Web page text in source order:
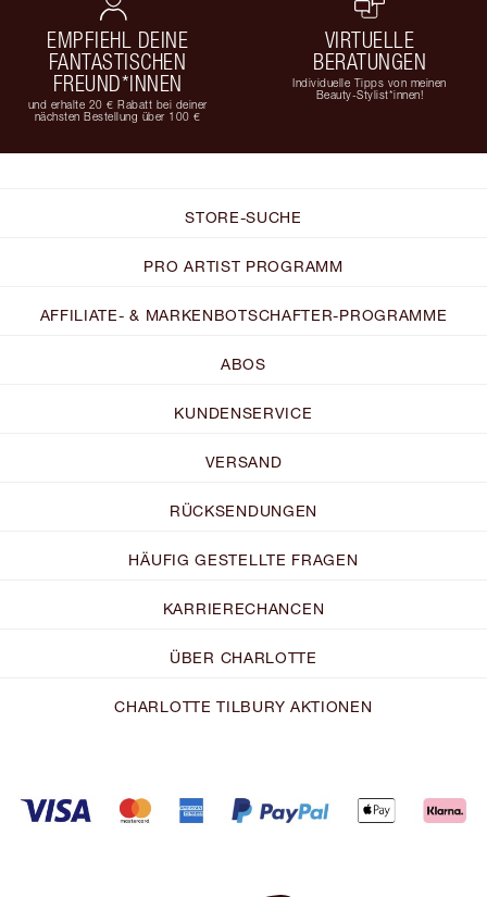
EMPFIEHL DEINE
FANTASTISCHEN
FREUND*INNEN
und erhalte 20 € Rabatt bei deiner
nächsten Bestellung über 100 €
VIRTUELLE
BERATUNGEN
Individuelle Tipps von meinen
Beauty-Stylist*innen!
STORE-SUCHE
PRO ARTIST PROGRAMM
AFFILIATE- & MARKENBOTSCHAFTER-PROGRAMME
ABOS
KUNDENSERVICE
VERSAND
RÜCKSENDUNGEN
HÄUFIG GESTELLTE FRAGEN
KARRIERECHANCEN
ÜBER CHARLOTTE
CHARLOTTE TILBURY AKTIONEN